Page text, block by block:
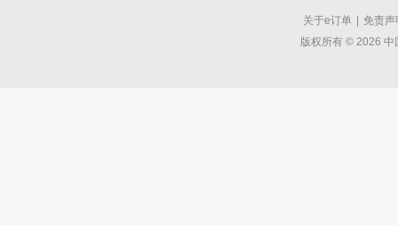
关于e订单
免责声
版权所有 © 2026